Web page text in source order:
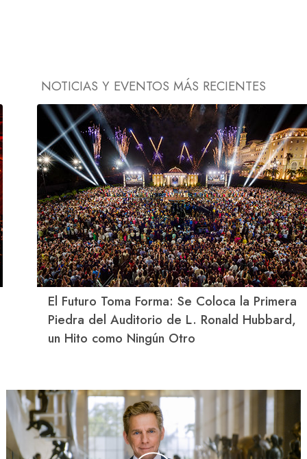
NOTICIAS Y EVENTOS MÁS RECIENTES
El Futuro Toma Forma: Se Coloca la Primera
Piedra del Auditorio de L. Ronald Hubbard,
un Hito como Ningún Otro